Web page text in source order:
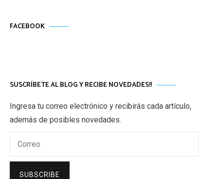
FACEBOOK
SUSCRÍBETE AL BLOG Y RECIBE NOVEDADES!!
Ingresa tu correo electrónico y recibirás cada artículo,
además de posibles novedades.
SUBSCRIBE